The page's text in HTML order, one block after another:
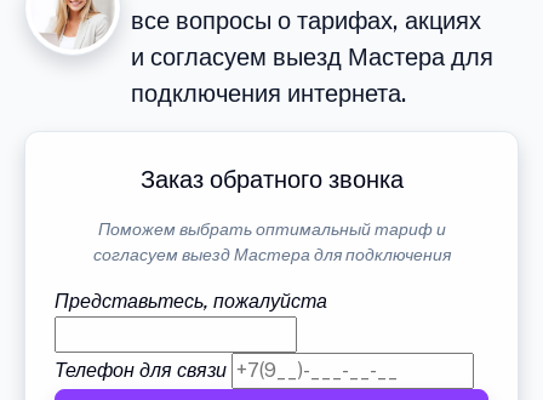
все вопросы о тарифах, акциях
и согласуем выезд Мастера для
подключения интернета.
Заказ обратного звонка
Поможем выбрать оптимальный тариф и
согласуем выезд Мастера для подключения
Представьтесь, пожалуйста
Телефон для связи